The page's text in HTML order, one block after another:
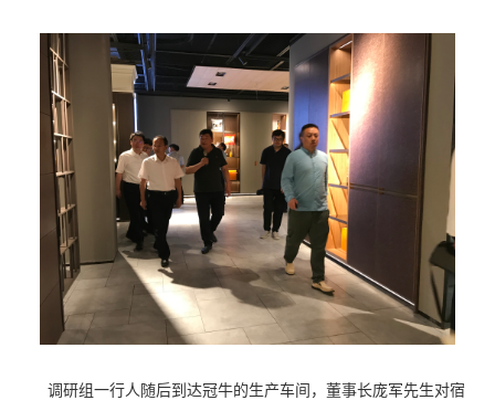
调研组一行人随后到达冠牛的生产车间，董事长庞军先生对宿